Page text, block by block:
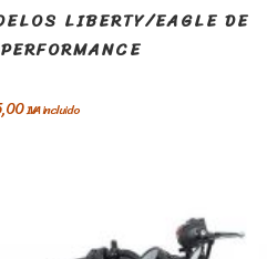
LIBERTY/EAGLE DE
IVA incluido